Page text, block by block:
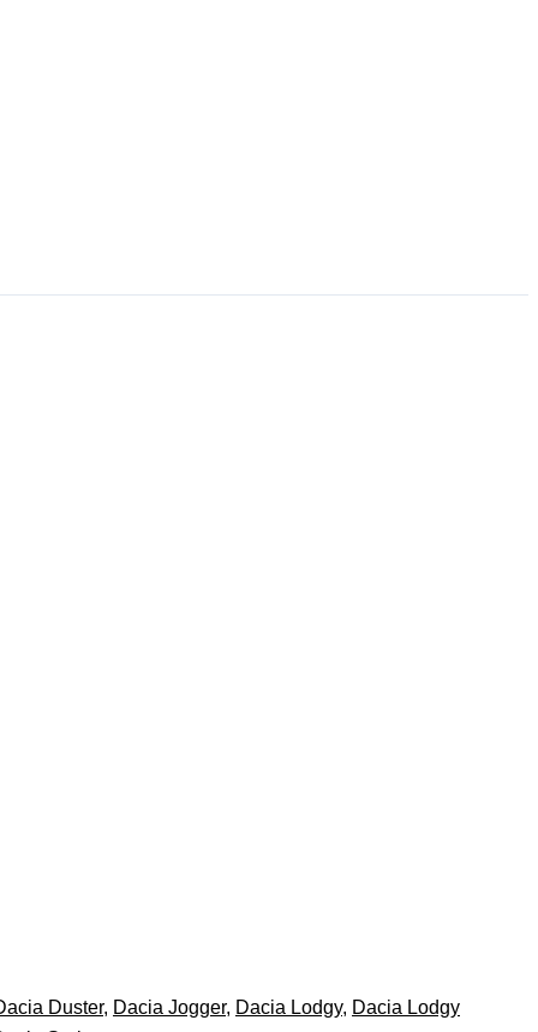
Duster, Dacia Jogger, Dacia Lodgy, Dacia Lodgy